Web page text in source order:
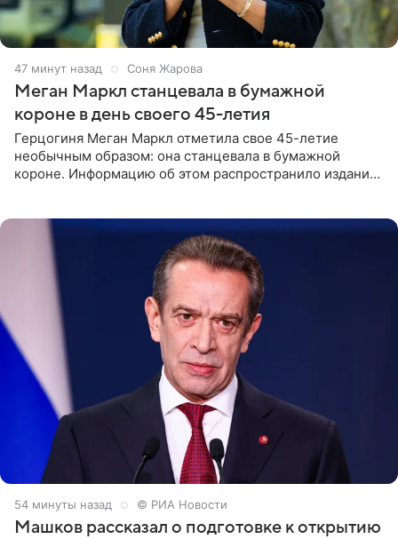
47 минут назад Соня Жарова
Меган Маркл станцевала в бумажной
короне в день своего 45-летия
Герцогиня Меган Маркл отметила свое 45-летие
необычным образом: она станцевала в бумажной
короне. Информацию об этом распространило издание
54 минуты назад © РИА Новости
Машков рассказал о подготовке к открытию